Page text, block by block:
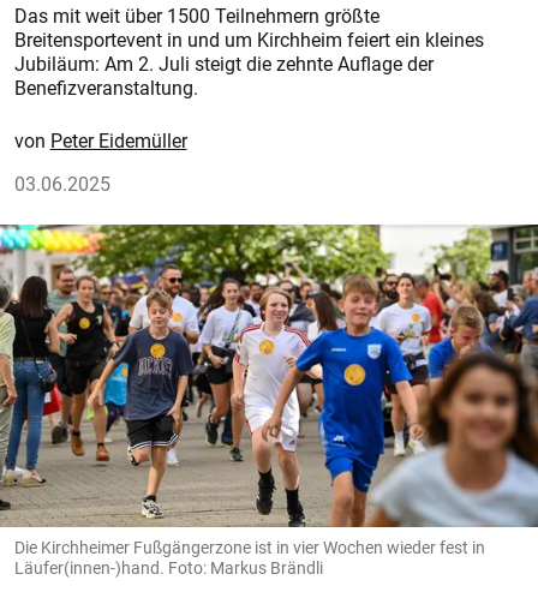
Das mit weit über 1500 Teilnehmern größte
Breitensportevent in und um Kirchheim feiert ein kleines
Jubiläum: Am 2. Juli steigt die zehnte Auflage der
Benefizveranstaltung.
Peter Eidemüller
03.06.2025
Die Kirchheimer Fußgängerzone ist in vier Wochen wieder fest in
Läufer(innen-)hand. Foto: Markus Brändli